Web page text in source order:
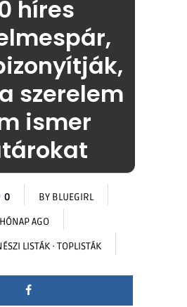
híres
szerelem
ismer
0 BY BLUEGIRL
AGO
LISTÁK · TOPLISTÁK